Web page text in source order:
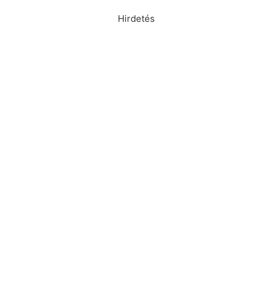
Hirdetés